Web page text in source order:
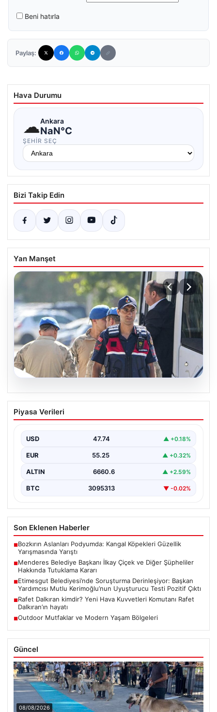
Beni hatırla
Paylaş:
Hava Durumu
☁Ankara
NaN°C
ŞEHIR SEÇ
Bizi Takip Edin
Yan Manşet
07.08.2026
Menderes Belediye Başkanı İlkay Çiçek
ve Diğer Şüpheliler Hakkında Tutuklama
İzmir Cumhuriyet Başsavcılığı'nın yürüttüğü kapsamlı
gerçekleşen usulsüzlük iddiaları gündemdeki yerini…
Piyasa Verileri
USD 47.74 ▲ +0.18%
EUR 55.25 ▲ +0.32%
ALTIN 6660.6 ▲ +2.59%
BTC 3095313 ▼ -0.02%
Son Eklenen Haberler
■Bozkırın Aslanları Podyumda: Kangal Köpekleri Güzellik
Yarışmasında Yarıştı
■Menderes Belediye Başkanı İlkay Çiçek ve Diğer Şüpheliler
Hakkında Tutuklama Kararı
■Etimesgut Belediyesi’nde Soruşturma Derinleşiyor: Başkan
Yardımcısı Mutlu Kerimoğlu’nun Uyuşturucu Testi Pozitif Çıktı
■Rafet Dalkıran kimdir? Yeni Hava Kuvvetleri Komutanı Rafet
Dalkıran’ın hayatı
■Outdoor Mutfaklar ve Modern Yaşam Bölgeleri
Güncel
08/08/2026